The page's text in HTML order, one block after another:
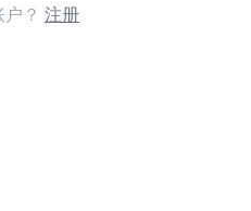
？ 注册